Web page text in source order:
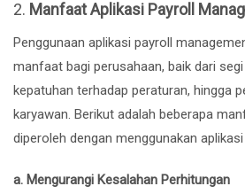
2. Manfaat Aplikasi Payroll
Penggunaan aplikasi payroll
manfaat bagi perusahaan, baik dari
kepatuhan terhadap peraturan, hingga
karyawan. Berikut adalah beberapa
diperoleh dengan menggunakan aplikasi
a. Mengurangi Kesalahan Perhitungan